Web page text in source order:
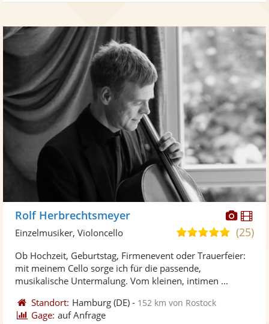
Fotos
Rolf Herbrechtsmeyer
5,0
5
(25)
Einzelmusiker, Violoncello
Ob Hochzeit, Geburtstag, Firmenevent oder Trauerfeier:
mit meinem Cello sorge ich für die passende,
musikalische Untermalung. Vom kleinen, intimen ...
Standort: Hamburg (DE) - 152 km von Rostock
Gage: auf Anfrage